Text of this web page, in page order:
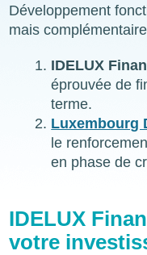
Développement
mais
IDELUX
éprouvée de
terme.
Luxembourg
le
en phase de
IDELUX
votre